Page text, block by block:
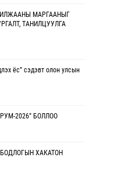
МАРГААНЫГ
ТАНИЛЦУУЛГА
ёс” сэдэвт олон улсын
2026” БОЛЛОО
ХАКАТОН